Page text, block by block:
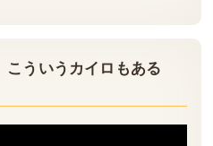
こういうカイロもある